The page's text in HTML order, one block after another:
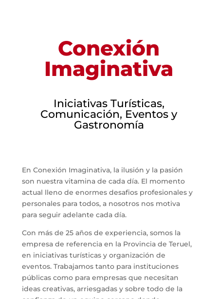
Conexión
Imaginativa
Iniciativas Turísticas,
Comunicación, Eventos y
Gastronomía
En Conexión Imaginativa, la ilusión y la pasión
son nuestra vitamina de cada día. El momento
actual lleno de enormes desafios profesionales y
personales para todos, a nosotros nos motiva
para seguir adelante cada día.
Con más de 25 años de experiencia, somos la
empresa de referencia en la Provincia de Teruel,
en iniciativas turísticas y organización de
eventos. Trabajamos tanto para instituciones
públicas como para empresas que necesitan
ideas creativas, arriesgadas y sobre todo de la